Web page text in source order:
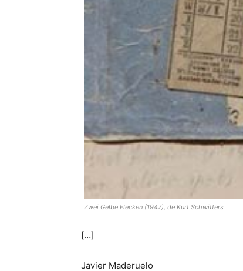
Zwei Gelbe Flecken (1947), de Kurt Schwitters
[…]
Javier Maderuelo